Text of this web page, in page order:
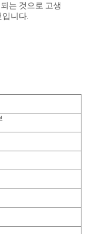
는 것으로 고생
입니다.